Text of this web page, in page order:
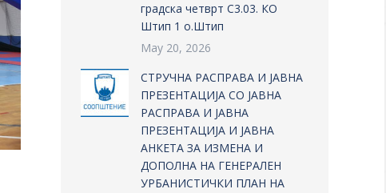
градска четврт С3.03. КО
Штип 1 о.Штип
May 20, 2026
СТРУЧНА РАСПРАВА И ЈАВНА
ПРЕЗЕНТАЦИЈА СО ЈАВНА
РАСПРАВА И ЈАВНА
ПРЕЗЕНТАЦИЈА И ЈАВНА
АНКЕТА ЗА ИЗМЕНА И
ДОПОЛНА НА ГЕНЕРАЛЕН
УРБАНИСТИЧКИ ПЛАН НА